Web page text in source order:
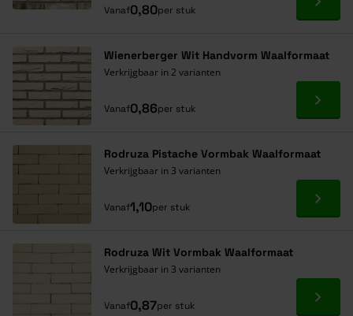
Vanaf0,80per stuk Ga
Wienerberger Wit Handvorm Waalformaat
Verkrijgbaar in 2 varianten
Vanaf0,86per stuk Ga
Rodruza Pistache Vormbak Waalformaat
Verkrijgbaar in 3 varianten
Vanaf1,10per stuk Ga
Rodruza Wit Vormbak Waalformaat
Verkrijgbaar in 3 varianten
Vanaf0,87per stuk Ga